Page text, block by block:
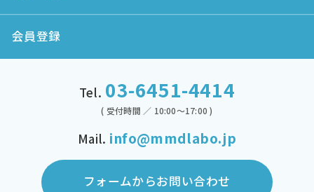
会員登録
Tel. 03-6451-4414
( 受付時間 ／ 10:00～17:00 )
Mail. info@mmdlabo.jp
フォームからお問い合わせ